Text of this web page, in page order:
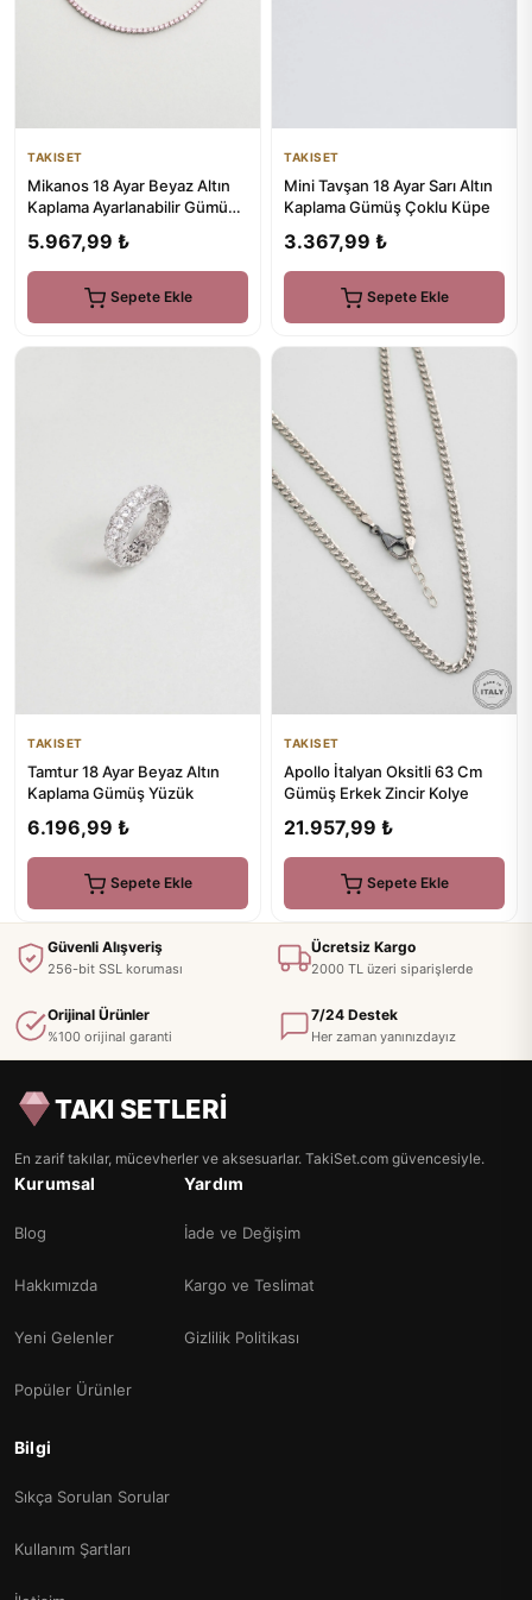
TAKISET
Mikanos 18 Ayar Beyaz Altın
Kaplama Ayarlanabilir Gümüş
5.967,99 ₺
Sepete Ekle
TAKISET
Mini Tavşan 18 Ayar Sarı Altın
Kaplama Gümüş Çoklu Küpe
3.367,99 ₺
Sepete Ekle
TAKISET
Tamtur 18 Ayar Beyaz Altın
Kaplama Gümüş Yüzük
6.196,99 ₺
Sepete Ekle
TAKISET
Apollo İtalyan Oksitli 63 Cm
Gümüş Erkek Zincir Kolye
21.957,99 ₺
Sepete Ekle
Güvenli Alışveriş
256-bit SSL koruması
Ücretsiz Kargo
2000 TL üzeri siparişlerde
Orijinal Ürünler
%100 orijinal garanti
7/24 Destek
Her zaman yanınızdayız
TAKI SETLERİ
En zarif takılar, mücevherler ve aksesuarlar. TakiSet.com güvencesiyle.
Kurumsal
Blog
Hakkımızda
Yeni Gelenler
Popüler Ürünler
Yardım
İade ve Değişim
Kargo ve Teslimat
Gizlilik Politikası
Bilgi
Sıkça Sorulan Sorular
Kullanım Şartları